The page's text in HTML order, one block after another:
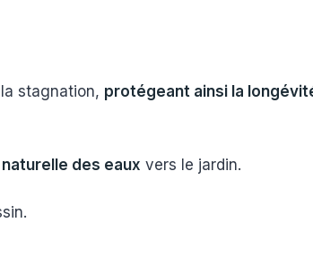
stagnation, protégeant ainsi la
des eaux vers le jardin.